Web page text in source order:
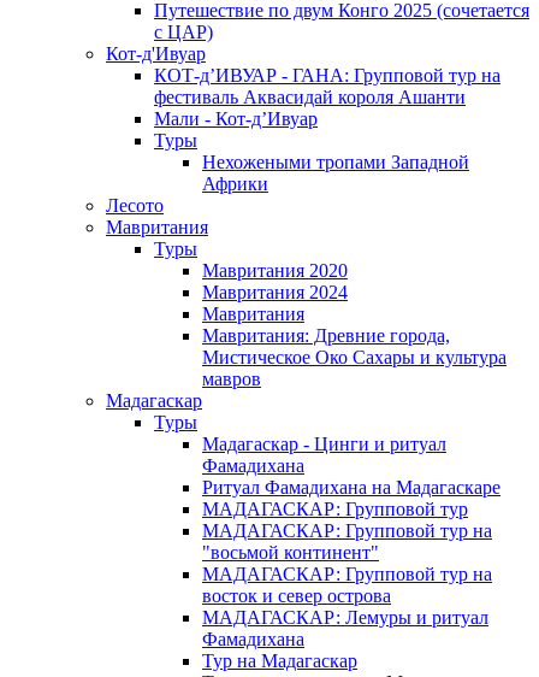
Путешествие по двум Конго 2025 (сочетается
с ЦАР)
Кот-д'Ивуар
КОТ-д’ИВУАР - ГАНА: Групповой тур на
фестиваль Аквасидай короля Ашанти
Мали - Кот-д’Ивуар
Туры
Нехожеными тропами Западной
Африки
Лесото
Мавритания
Туры
Мавритания 2020
Мавритания 2024
Мавритания
Мавритания: Древние города,
Мистическое Око Сахары и культура
мавров
Мадагаскар
Туры
Мадагаскар - Цинги и ритуал
Фамадихана
Ритуал Фамадихана на Мадагаскаре
МАДАГАСКАР: Групповой тур
МАДАГАСКАР: Групповой тур на
"восьмой континент"
МАДАГАСКАР: Групповой тур на
восток и север острова
МАДАГАСКАР: Лемуры и ритуал
Фамадихана
Тур на Мадагаскар